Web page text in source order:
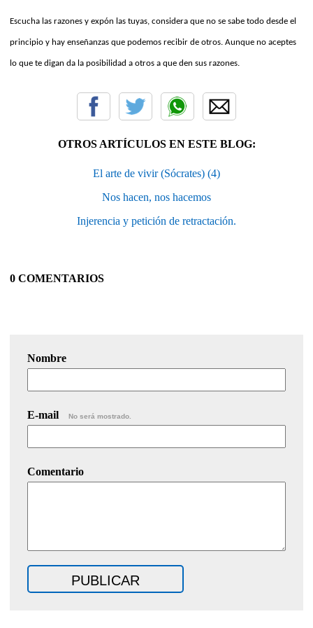
Escucha las razones y expón las tuyas, considera que no se sabe todo desde el
principio y hay enseñanzas que podemos recibir de otros. Aunque no aceptes
lo que te digan da la posibilidad a otros a que den sus razones.
OTROS ARTÍCULOS EN ESTE BLOG:
El arte de vivir (Sócrates) (4)
Nos hacen, nos hacemos
Injerencia y petición de retractación.
0 COMENTARIOS
Nombre
E-mail No será mostrado.
Comentario